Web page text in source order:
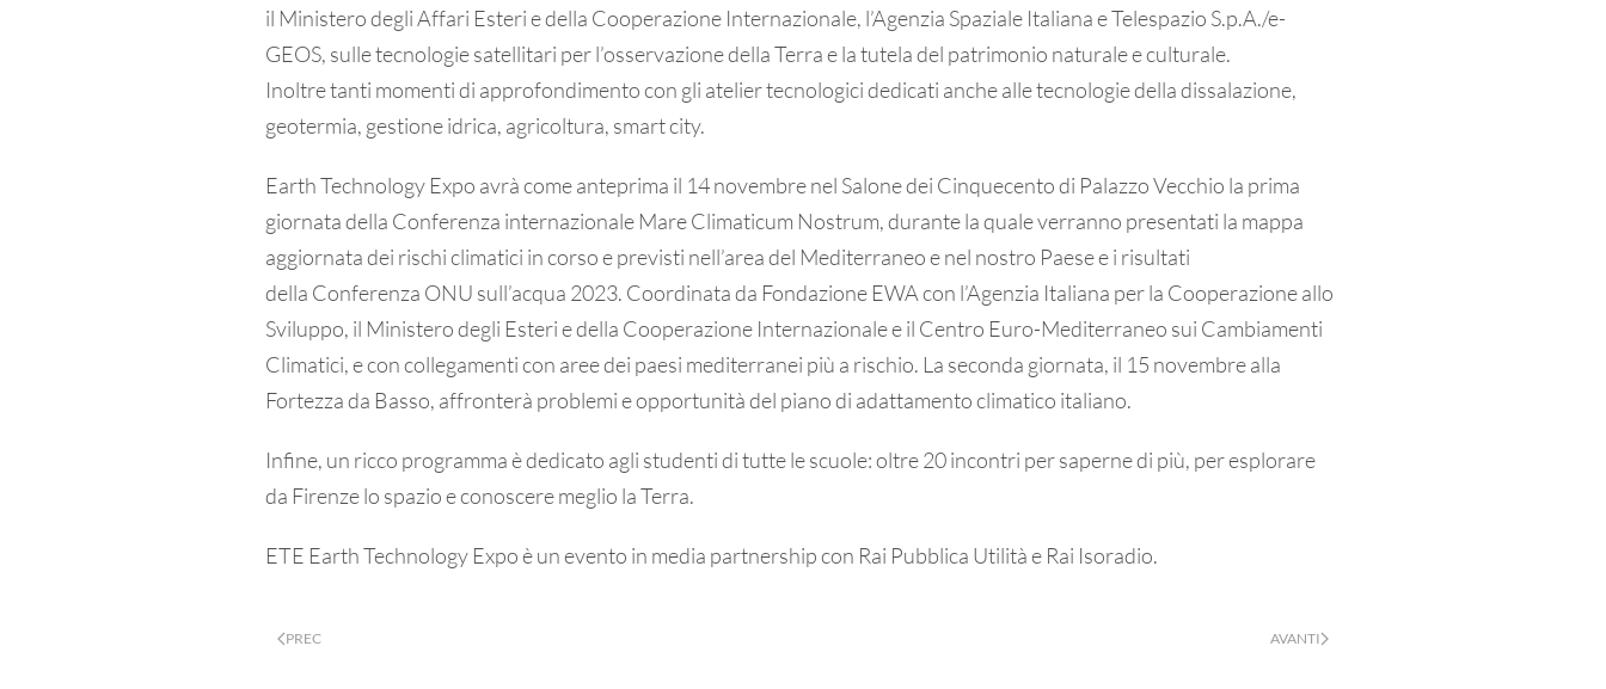
il Ministero degli Affari Esteri e della Cooperazione Internazionale, l’Agenzia Spaziale Italiana e Telespazio S.p.A./e-
GEOS, sulle tecnologie satellitari per l’osservazione della Terra e la tutela del patrimonio naturale e culturale.
Inoltre tanti momenti di approfondimento con gli atelier tecnologici dedicati anche alle tecnologie della dissalazione,
geotermia, gestione idrica, agricoltura, smart city.
Earth Technology Expo avrà come anteprima il 14 novembre nel Salone dei Cinquecento di Palazzo Vecchio la prima
giornata della Conferenza internazionale Mare Climaticum Nostrum, durante la quale verranno presentati la mappa
aggiornata dei rischi climatici in corso e previsti nell’area del Mediterraneo e nel nostro Paese e i risultati
della Conferenza ONU sull’acqua 2023. Coordinata da Fondazione EWA con l’Agenzia Italiana per la Cooperazione allo
Sviluppo, il Ministero degli Esteri e della Cooperazione Internazionale e il Centro Euro-Mediterraneo sui Cambiamenti
Climatici, e con collegamenti con aree dei paesi mediterranei più a rischio. La seconda giornata, il 15 novembre alla
Fortezza da Basso, affronterà problemi e opportunità del piano di adattamento climatico italiano.
Infine, un ricco programma è dedicato agli studenti di tutte le scuole: oltre 20 incontri per saperne di più, per esplorare
da Firenze lo spazio e conoscere meglio la Terra.
ETE Earth Technology Expo è un evento in media partnership con Rai Pubblica Utilità e Rai Isoradio.
PREC AVANTI